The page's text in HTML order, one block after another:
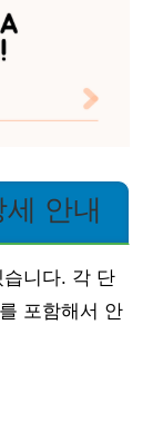
안내
니다. 각 단
포함해서 안